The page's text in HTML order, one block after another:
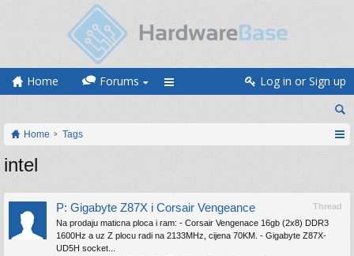
Home Forums Log in or Sign up
Home Tags
intel
Thread
P: Gigabyte Z87X i Corsair Vengeance
Na prodaju maticna ploca i ram: - Corsair Vengenace 16gb (2x8) DDR3
1600Hz a uz Z plocu radi na 2133MHz, cijena 70KM. - Gigabyte Z87X-
UD5H socket...